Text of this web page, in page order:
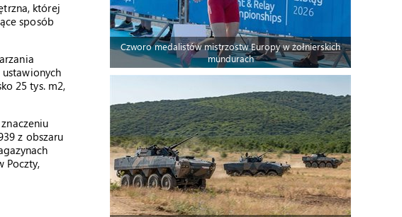
której
sposób
25 tys. m2,
z obszaru
Poczty,
Czworo medalistów mistrzostw Europy w żołnierskich
mundurach